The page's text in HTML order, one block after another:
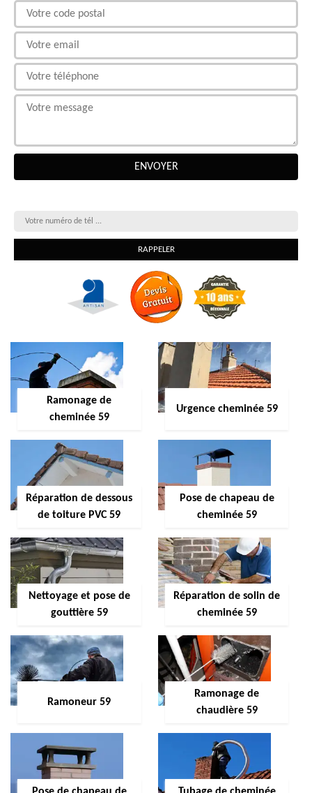
Ramonage de
cheminée 59
Urgence cheminée 59
Réparation de dessous
de toiture PVC 59
Pose de chapeau de
cheminée 59
Nettoyage et pose de
gouttière 59
Réparation de solin de
cheminée 59
Ramoneur 59
Ramonage de
chaudière 59